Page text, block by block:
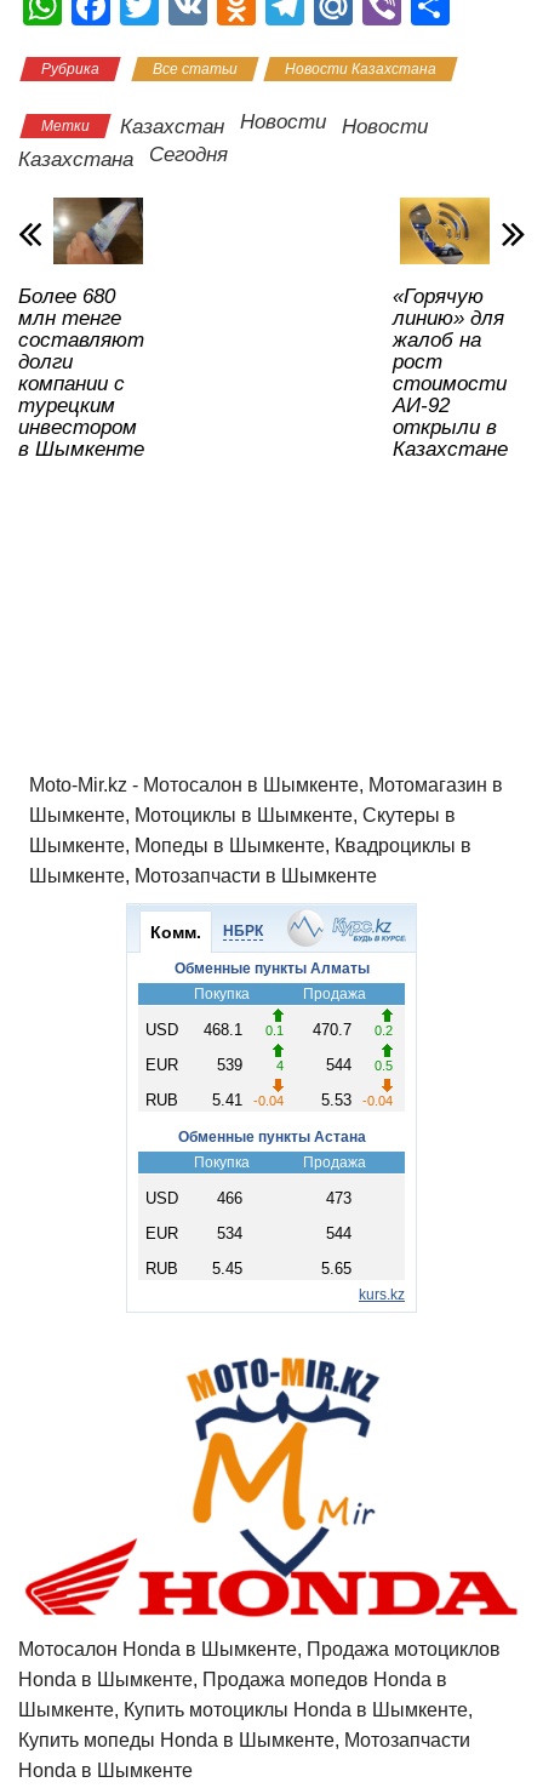
at
s
A
p
p
c
e
b
o
o
k
tt
er
n
o
e
gr
.R
u
er р
и
ть
Рубрика Все статьи Новости Казахстана
Метки Казахстан Новости
Новости
Казахстана
Сегодня
Более 680
млн тенге
составляют
долги
компании с
турецким
инвестором
в Шымкенте
«Горячую
линию» для
жалоб на
рост
стоимости
АИ-92
открыли в
Казахстане
Moto-Mir.kz - Мотосалон в Шымкенте, Мотомагазин в
Шымкенте, Мотоциклы в Шымкенте, Скутеры в
Шымкенте, Мопеды в Шымкенте, Квадроциклы в
Шымкенте, Мотозапчасти в Шымкенте
Мотосалон Honda в Шымкенте, Продажа мотоциклов
Honda в Шымкенте, Продажа мопедов Honda в
Шымкенте, Купить мотоциклы Honda в Шымкенте,
Купить мопеды Honda в Шымкенте, Мотозапчасти
Honda в Шымкенте